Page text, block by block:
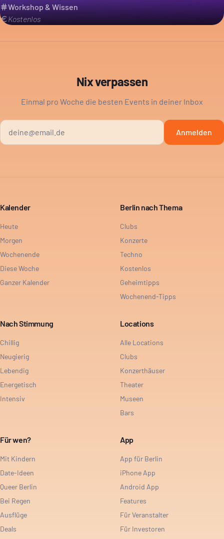
Workshop & Wissen
Kostenlos
Nix verpassen
Einmal pro Woche die besten Events in deiner Inbox
Anmelden
Kalender
Heute
Morgen
Wochenende
Diese Woche
Ganzer Kalender
Berlin nach Thema
Clubs
Konzerte
Techno
Kostenlos
Geheimtipps
Wochenend-Tipps
Nach Stimmung
Chillig
Neugierig
Lebendig
Energetisch
Intensiv
Locations
Alle Locations
Clubs
Konzerthäuser
Theater
Museen
Bars
Für wen?
Mit Kindern
Date-Ideen
Queer Berlin
Bei Regen
Ausflüge
Deals
App
App für Berlin
iPhone App
Android App
Features
Für Veranstalter
Für Investoren